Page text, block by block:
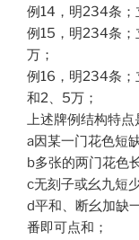
例14，明234条
例15，明234条
万；
例16，明234条
和2、5万；
上述牌例结构特点
a因某一门花色短
b多张的两门花色
c无刻子或幺九短
d平和、断幺加缺
番即可点和；